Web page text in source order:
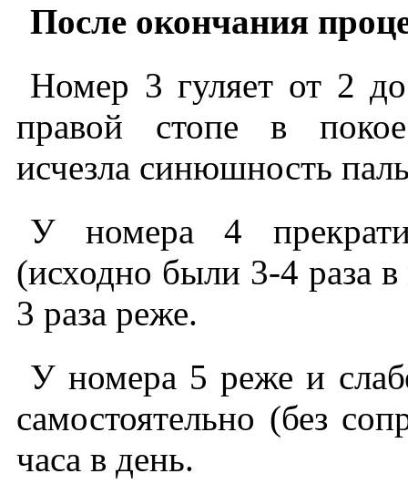
После окончания
Номер 3 гуляет от 2
правой стопе в покое
исчезла синюшность
У номера 4
(исходно были 3-4 раза
3 раза реже.
У номера 5 реже и
самостоятельно (без
часа в день.